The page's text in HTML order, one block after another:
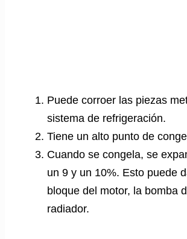
Puede corroer las piezas
sistema de refrigeración.
Tiene un alto punto de
Cuando se congela, se
un 9 y un 10%. Esto puede
bloque del motor, la bomba
radiador.